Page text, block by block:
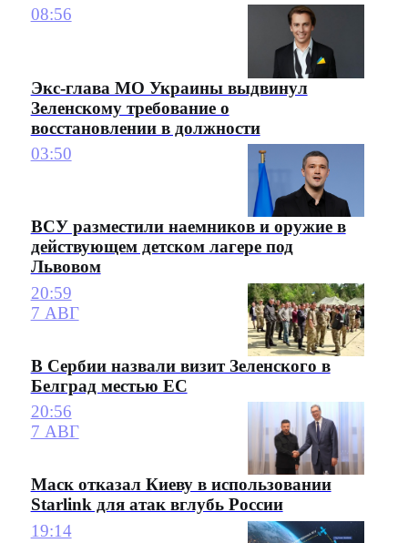
08:56
Экс-глава МО Украины выдвинул
Зеленскому требование о
восстановлении в должности
03:50
ВСУ разместили наемников и оружие в
действующем детском лагере под
Львовом
20:59
7 АВГ
В Сербии назвали визит Зеленского в
Белград местью ЕС
20:56
7 АВГ
Маск отказал Киеву в использовании
Starlink для атак вглубь России
19:14